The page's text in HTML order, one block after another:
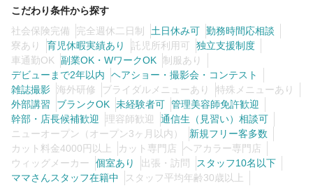
こだわり条件から探す
社会保険完備
完全週休二日制 土日休み可 勤務時間応相談
寮あり
育児休暇実績あり 託児所利用可
独立支援制度
車通勤OK
副業OK・WワークOK 制服あり
デビューまで2年以内
ヘアショー・撮影会・コンテスト
雑誌撮影 海外研修 ブライダルメニューあり
特殊メニューあり
外部講習
ブランクOK 未経験者可 管理美容師免許歓迎
幹部・店長候補歓迎
理容師歓迎
通信生（見習い）相談可
ニューオープン（オープン3ヶ月以内）
新規フリー客多数
カット料金4000円以上
カット専門店
ヘアカラー専門店
ウィッグメーカー
個室あり 出張・訪問
スタッフ10名以下
ママさんスタッフ在籍中
スタッフ平均年齢30歳以上